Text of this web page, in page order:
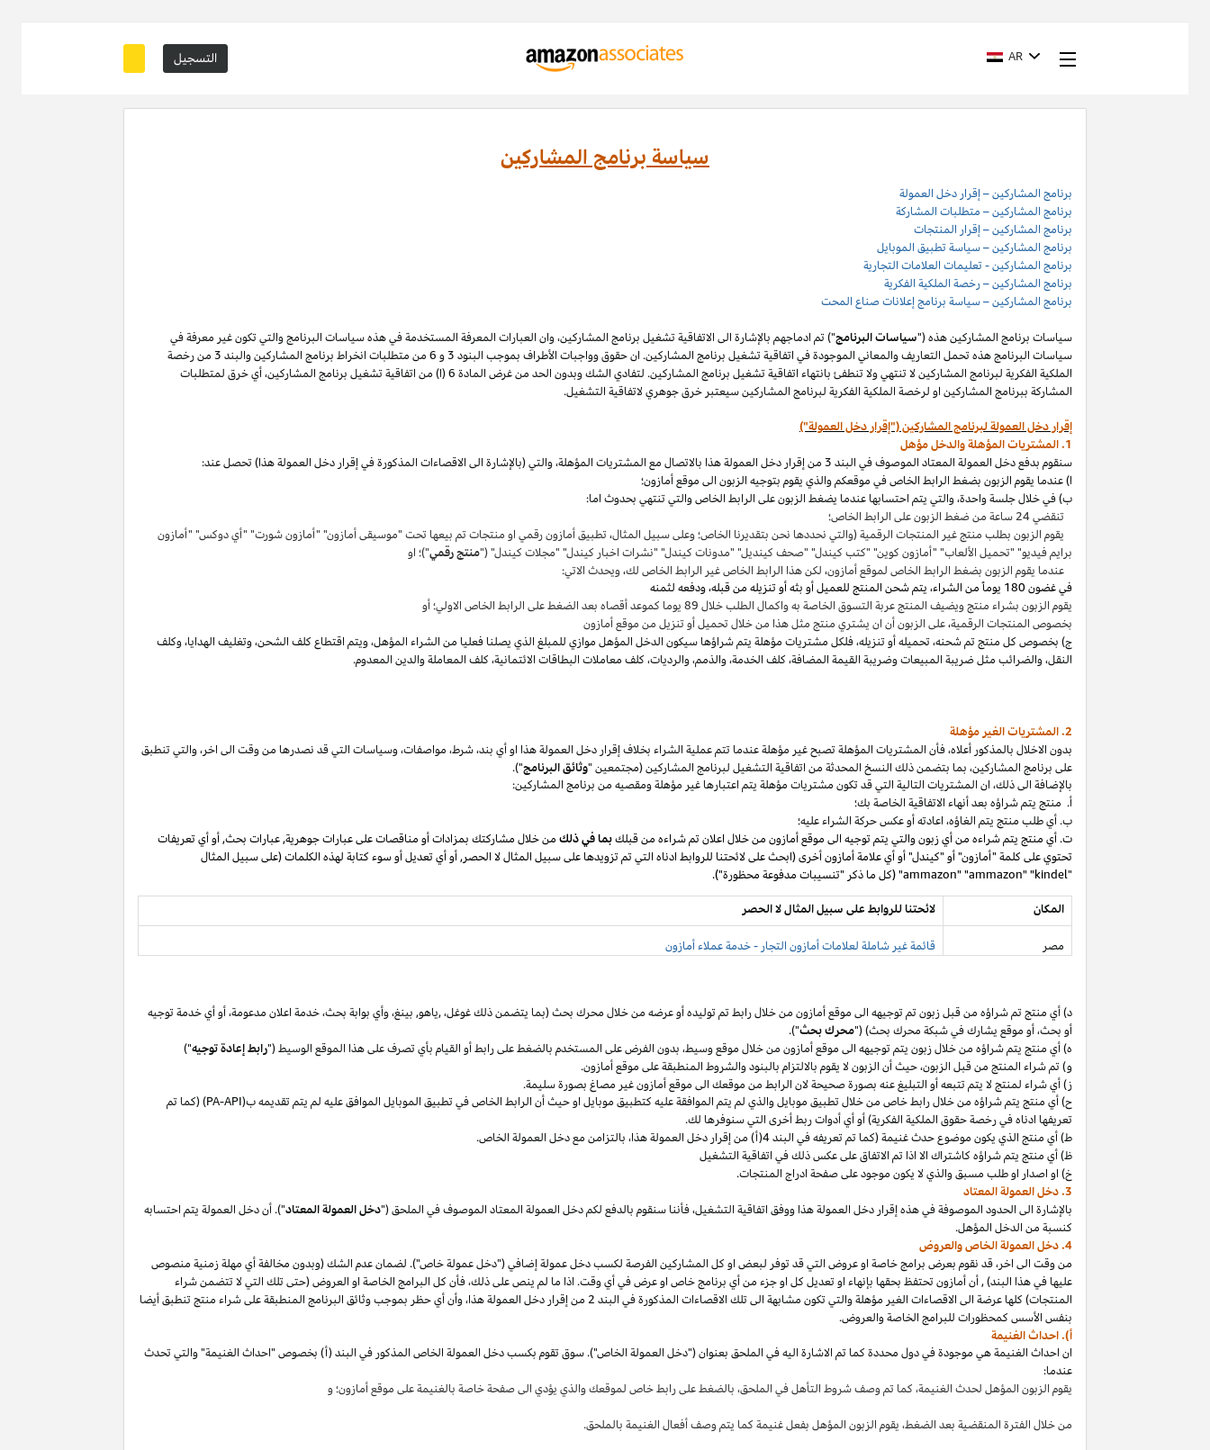
التسجيل AR
سياسة برنامج المشاركين
برنامج المشاركين – إقرار دخل العمولة
برنامج المشاركين – متطلبات المشاركة
برنامج المشاركين – إقرار المنتجات
برنامج المشاركين – سياسة تطبيق الموبايل
برنامج المشاركين - تعليمات العلامات التجارية
برنامج المشاركين – رخصة الملكية الفكرية
برنامج المشاركين – سياسة برنامج إعلانات صناع المحت
سياسات برنامج المشاركين هذه ("سياسات البرنامج") تم ادماجهم بالإشارة الى الاتفاقية تشغيل برنامج المشاركين، وان العبارات المعرفة المستخدمة في هذه سياسات البرنامج والتي تكون غير معرفة في
سياسات البرنامج هذه تحمل التعاريف والمعاني الموجودة في اتفاقية تشغيل برنامج المشاركين. ان حقوق وواجبات الأطراف بموجب البنود 3
و 6
من متطلبات انخراط برنامج المشاركين والبند 3 من رخصة
الملكية الفكرية لبرنامج المشاركين لا تنتهي ولا تنطفئ بانتهاء اتفاقية تشغيل برنامج المشاركين. لتفادي الشك وبدون الحد من غرض المادة 6 (ا) من اتفاقية تشغيل برنامج المشاركين، أي خرق لمتطلبات
المشاركة ببرنامج المشاركين او لرخصة الملكية الفكرية لبرنامج المشاركين سيعتبر خرق جوهري لاتفاقية التشغيل.
إقرار دخل العمولة لبرنامج المشاركين ("إقرار دخل العمولة")
1. المشتريات المؤهلة والدخل مؤهل
سنقوم بدفع دخل العمولة المعتاد الموصوف في البند 3 من إقرار دخل العمولة هذا بالاتصال مع المشتريات المؤهلة
،والتي (بالإشارة الى الاقصاءات المذكورة في إقرار دخل العمولة هذا) تحصل عند:
ا) عندما يقوم الزبون بضغط الرابط الخاص في موقعكم والذي يقوم بتوجيه الزبون الى موقع أمازون؛
ب) في خلال جلسة واحدة،والتي يتم احتسابها عندما يضغط الزبون على الرابط الخاص والتي تنتهي بحدوث اما:
تنقضي 24 ساعة من ضغط الزبون على الرابط الخاص؛
يقوم الزبون بطلب منتج غير المنتجات الرقمية (والتي نحددها نحن بتقديرنا الخاص؛وعلى سبيل المثال، تطبيق أمازون رقمي او منتجات تم بيعها تحت "موسيقى أمازون" "أمازون شورت" "أي دوكس" "أمازون
برايم فيديو" "تحميل الألعاب" "أمازون كوين" "كتب كيندل" "صحف كينديل" "مدونات كيندل" "نشرات اخبار كيندل" "مجلات كيندل" ("منتج رقمي")؛ او
عندما يقوم الزبون بضغط الرابط الخاص لموقع أمازون، لكن هذا الرابط الخاص غير الرابط الخاص لك،ويحدث الاتي:
في غضون180 يوماً من الشراء، يتم شحن المنتج للعميل أو بثه أو تنزيله من قبله، ودفعه لثمنه
يقوم الزبون بشراء منتج ويضيف المنتج عربة التسوق الخاصة به واكمال الطلب خلال 89 يوما كموعد أقصاه بعد الضغط على الرابط الخاص الاولي؛ أو
بخصوص المنتجات الرقمية،على الزبون أن ان يشتري منتج مثل هذا من خلال تحميل أو تنزيل من موقع أمازون
ج) بخصوص كل منتج تم شحنه، تحميله أو تنزيله،فلكل مشتريات مؤهلة يتمشراؤهاسيكون الدخل المؤهل موازي للمبلغ الذي يصلنا فعليا من الشراء المؤهل،ويتم اقتطاع كلف الشحن،وتغليف الهدايا،وكلف
النقل،والضرائب مثل ضريبة المبيعات وضريبة القيمة المضافة، كلف الخدمة،والذمم،والرديات، كلف معاملات البطاقات الائتمانية، كلف المعاملة والدين المعدوم.
2. المشتريات
الغير مؤهلة
بدون الاخلال بالمذكور أعلاه،فأن المشتريات المؤهلة تصبح غير مؤهلة عندما تتم عملية الشراء بخلاف إقرار دخل العمولة هذا او أي بند،شرط، مواصفات،وسياسات التي قد نصدرها من وقت الى اخر،والتي تنطبق
على برنامج المشاركين، بما بتضمن ذلك النسخ المحدثة من اتفاقية التشغيل لبرنامج المشاركين (مجتمعين "وثائق البرنامج").
بالإضافة الى ذلك، ان المشتريات التالية التي قد تكون مشتريات مؤهلة يتم اعتبارها غير مؤهلة ومقصيه من برنامج المشاركين:
أ. منتج يتمشراؤه بعد أنهاء الاتفاقية الخاصة بك؛
ب. أي طلب منتج يتم الغاؤه، اعادته أو عكس حركة الشراء عليه؛
ت. أي منتج يتم شراءه من أي زبون والتي يتم توجيه الى موقع أمازون من خلال اعلان تم شراءه من قبلكبما في ذلك من خلال مشاركتك بمزادات أو مناقصات على عبارات جوهرية, عبارات بحث, أو أي تعريفات
تحتوي على كلمة "أمازون" أو "كيندل" أو أي علامة أمازون أخرى (ابحث على لائحتنا للروابط ادناه التي تم تزويدها على سبيل المثال لا الحصر, أو أي تعديل أو سوء كتابة لهذه الكلمات (على سبيل المثال
"ammazon" "ammazon" "kindel" (كل ما ذكر "تنسيبات مدفوعة محظورة").
المكان
لائحتنا للروابط على سبيل المثال لا الحصر
مصر قائمة غير شاملة لعلامات أمازون التجار - خدمة عملاء أمازون
د) أي منتج تمشراؤه من قبل زبون تم توجيهه الى موقع أمازون من خلال رابط تم توليده أو عرضه من خلال محرك بحث (بما يتضمن ذلكغوغل،,ياهو, بينغ،وأي بوابة بحث،خدمة اعلان مدعومة،أوأي خدمة توجيه
أو بحث،أو موقع يشارك في شبكة محرك بحث) ("محرك بحث").
ه) أي منتج يتمشراؤه من خلال زبون يتم توجيهه الى موقع أمازون من خلال موقعوسيط، بدون الفرض على المستخدم بالضغط على رابط أو القيام بأي تصرف على هذا الموقع الوسيط ("رابط إعادة توجيه")
و) تم شراء المنتج من قبل الزبون،حيثأن الزبون لا يقوم بالالتزام بالبنودوالشروط المنطبقةعلى موقع أمازون.
ز) أي شراء لمنتج لا يتم تتبعه أو التبليغ عنه بصورة صحيحة لان الرابط من موقعك الى موقع أمازون غير مصاغ بصورة سليمة.
ح) أي منتج يتمشراؤه من خلال رابط خاص من خلال تطبيق موبايلوالذي لم يتم الموافقة عليه كتطبيق موبايل او حيثأن الرابط الخاص في تطبيق الموبايل الموافقعليه لم يتم تقديمه ب(PA-API) (كما تم
تعريفها ادناه في رخصة حقوق الملكية الفكرية) أو أي أدوات ربط أخرى التي سنوفرها لك.
ط) أي منتج الذي يكون موضوع حدث غنيمة (كما تم تعريفه في البند 4(أ) من إقرار دخل العمولة
هذا، بالتزامن مع دخل العمولة الخاص.
ظ) أي منتج يتمشراؤه كاشتراك الا اذا تم الاتفاق على عكس ذلك في اتفاقية التشغيل
خ) او اصدار او طلب مسبق والذي لا يكون موجود على صفحة ادراج المنتجات.
3. دخل العمولة المعتاد
بالإشارة الى الحدود الموصوفة في هذه إقرار دخل العمولة هذا ووفق اتفاقية التشغيل،فأننا سنقوم بالدفع لكم دخل العمولة المعتاد الموصوف في الملحق ("دخل العمولة المعتاد"). أن دخل العمولة يتم احتسابه
كنسبة من الدخل المؤهل.
4. دخل العمولة الخاص والعروض
من وقت الى اخر،قد نقوم بعرض برامج خاصة او عروض التي قد توفر لبعض او كل المشاركين الفرصة لكسب دخل عمولة إضافي ("دخل عمولة خاص"). لضمان عدم الشك (وبدون مخالفة أي مهلة زمنية منصوص
عليها في هذا البند)
,أن أمازون تحتفظ بحقها بإنهاء او تعديل كل او جزء من أي برنامج خاص او عرض في أي وقت. اذا ما لم ينص علىذلك،فأن كل البرامج الخاصة او العروض (حتى تلك التي لا تتضمن شراء
المنتجات) كلها عرضة الى الاقصاءات الغير مؤهلةوالتي تكون مشابهة الى تلك الاقصاءات المذكورة في البند 2 من إقرار دخل العمولةهذا،وأن أي حظر بموجب وثائق البرنامج المنطبقة على شراء منتج تنطبق أيضا
بنفس الأسس كمحظورات للبرامج الخاصة والعروض.
أ). احداث الغنيمة
ان احداث الغنيمة هي موجودة في دول محددة كما تم الاشارة اليه في الملحق بعنوان ("دخل العمولة الخاص"). سوق تقوم بكسب دخل العمولة الخاص المذكور في البند (أ) بخصوص "احداث الغنيمة" والتي تحدث
عندما:
يقوم الزبون المؤهل لحدث الغنيمة، كما تم وصف شروط التأهل في الملحق، بالضغط على رابط خاص لموقعك والذي يؤدي الى صفحة خاصة بالغنيمة على موقع أمازون؛ و
من خلال الفترة المنقضية بعد الضغط، يقوم الزبون المؤهل بفعل غنيمة كما يتم وصف أفعال الغنيمة بالملحق.